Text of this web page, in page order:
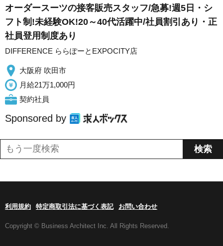
オーダースーツの接客販売スタッフ/急募!週5日・シ
フト制!未経験OK!20～40代活躍中/社員割引あり・正
社員登用制度あり
DIFFERENCE ららぽーとEXPOCITY店
大阪府 吹田市
月給21万1,000円
契約社員
Sponsored by
利用規約 特定商取引法に基づく表記 お問い合わせ
Copyright © Business Architect Inc. All Rights Reserved.